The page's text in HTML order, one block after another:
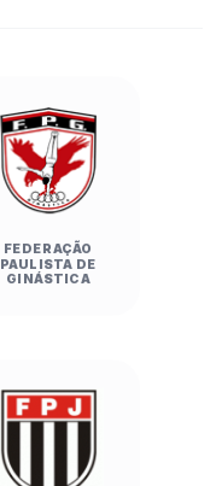
FEDERAÇÃO
PAULISTA DE
GINÁSTICA